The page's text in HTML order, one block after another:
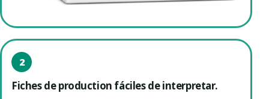
2
Fiches de production fáciles de interpretar.